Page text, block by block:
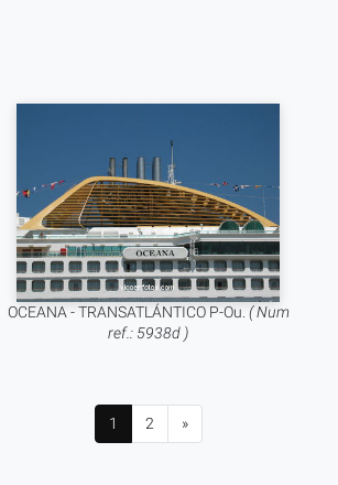
OCEANA - TRANSATLÁNTICO P-Ou. ( Num
ref.: 5938d )
1 2 »